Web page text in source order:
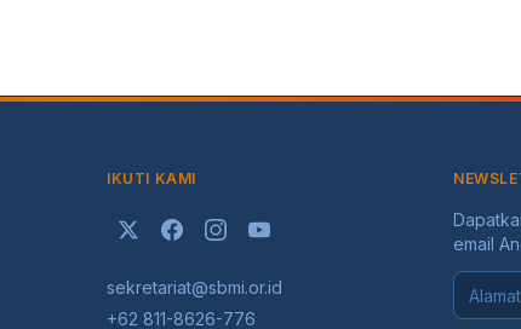
IKUTI KAMI
sekretariat@sbmi.or.id
+62 811-8626-776
email